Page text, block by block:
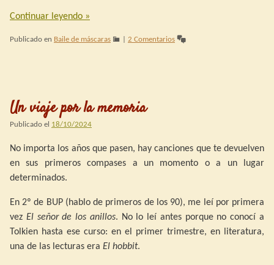
Continuar leyendo »
Publicado en Baile de máscaras 2 Comentarios
Un viaje por la memoria
Publicado el 18/10/2024
No importa los años que pasen, hay canciones que te devuelven
en sus primeros compases a un momento o a un lugar
determinados.
En 2º de BUP (hablo de primeros de los 90), me leí por primera
vez El señor de los anillos. No lo leí antes porque no conocí a
Tolkien hasta ese curso: en el primer trimestre, en literatura,
una de las lecturas era El hobbit.